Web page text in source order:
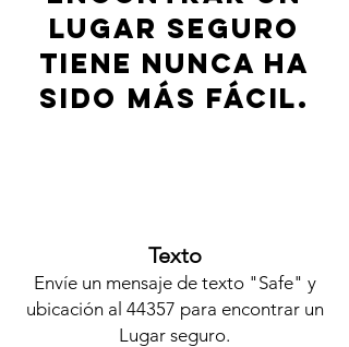
lugar seguro
tiene nunca ha
sido más fácil.
Texto
Envíe un mensaje de texto "Safe" y
ubicación al 44357 para encontrar un
Lugar seguro.